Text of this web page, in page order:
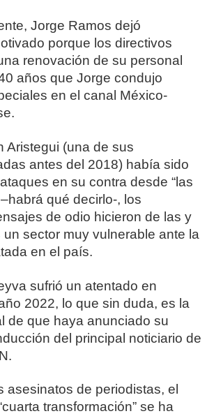
Jorge Ramos dejó
porque los directivos
renovación de su personal
años que Jorge condujo
en el canal México-
Aristegui (una de sus
antes del 2018) había sido
en su contra desde “las
qué decirlo-, los
de odio hicieron de las y
un sector muy vulnerable ante la
en el país.
sufrió un atentado en
2022, lo que sin duda, es la
de que haya anunciado su
del principal noticiario de
asesinatos de periodistas, el
transformación” se ha